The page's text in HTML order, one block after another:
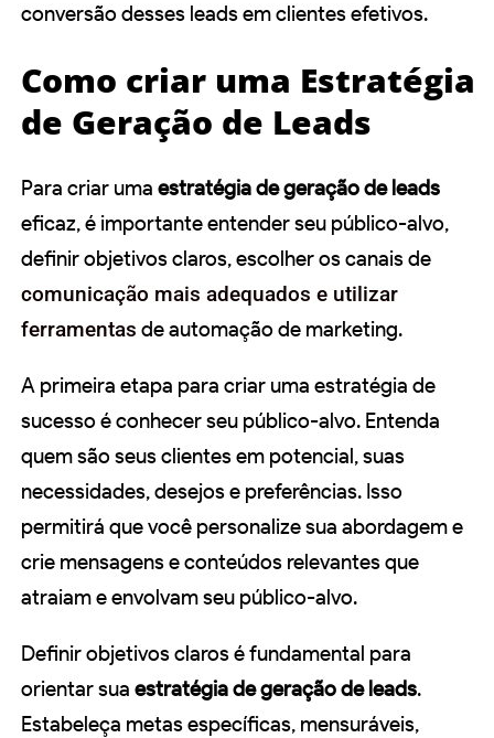
conversão desses leads em clientes efetivos.
Como criar uma Estratégia
de Geração de Leads
Para criar uma estratégia de geração de leads
eficaz, é importante entender seu público-alvo,
definir objetivos claros, escolher os canais de
comunicação mais adequados e utilizar
ferramentas de automação de marketing.
A primeira etapa para criar uma estratégia de
sucesso é conhecer seu público-alvo. Entenda
quem são seus clientes em potencial, suas
necessidades, desejos e preferências. Isso
permitirá que você personalize sua abordagem e
crie mensagens e conteúdos relevantes que
atraiam e envolvam seu público-alvo.
Definir objetivos claros é fundamental para
orientar sua estratégia de geração de leads.
Estabeleça metas específicas, mensuráveis,